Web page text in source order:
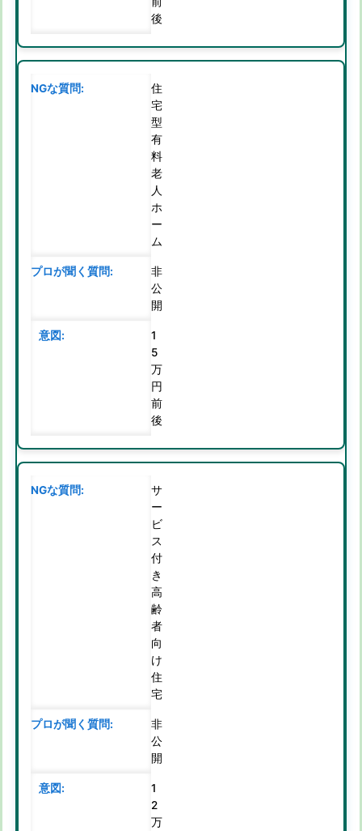
後
住
宅
型
有
料
老
人
ホ
ー
ム
非
公
開
1
5
万
円
前
後
サ
ー
ビ
ス
付
き
高
齢
者
向
け
住
宅
非
公
開
1
2
万